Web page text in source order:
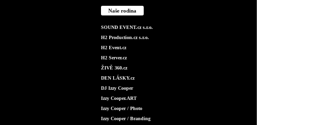
Naše rodina
SOUND EVENT.cz s.r.o.
H2 Production.cz s.r.o.
H2 Event.cz
H2 Server.cz
ŽIVĚ 360.cz
DEN LÁSKY.cz
DJ Izzy Cooper
Izzy Cooper.ART
Izzy Cooper / Photo
Izzy Cooper / Branding